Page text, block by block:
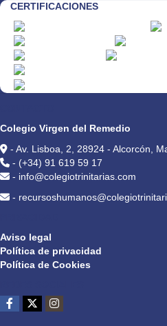
CERTIFICACIONES
Colegio Virgen del Remedio
- Av. Lisboa, 2, 28924 - Alcorcón,
- (+34) 91 619 59 17
- info@colegiotrinitarias.com
-
Aviso legal
Política de privacidad
Política de Cookies